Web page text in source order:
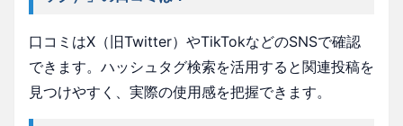
口コミはX（旧Twitter）やTikTokなどのSNSで確認
できます。ハッシュタグ検索を活用すると関連投稿を
見つけやすく、実際の使用感を把握できます。